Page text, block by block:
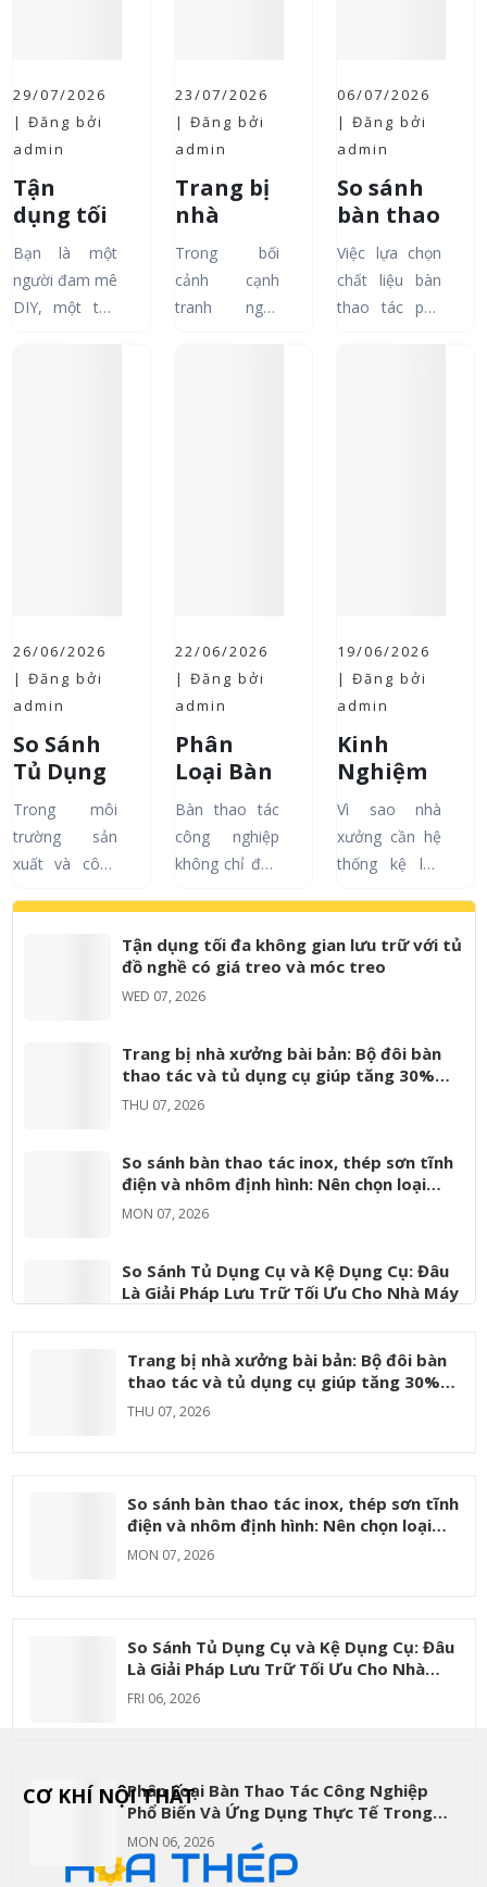
29/07/2026
| Đăng bởi
admin
Tận
dụng tối
đa
không
gian lưu
trữ với
Bạn là một
người đam mê
DIY, một thợ
23/07/2026
| Đăng bởi
admin
Trang bị
nhà
xưởng
bài bản:
Bộ đôi
bàn thao
Trong bối
cảnh cạnh
tranh ngày
06/07/2026
| Đăng bởi
admin
So sánh
bàn thao
tác inox,
thép sơn
tĩnh điện
và nhôm
Việc lựa chọn
chất liệu bàn
thao tác phù
26/06/2026
| Đăng bởi
admin
So Sánh
Tủ Dụng
Cụ và Kệ
Dụng Cụ:
Đâu Là
Giải
Pháp
Trong môi
trường sản
xuất và công
sắp xếp dụng
22/06/2026
| Đăng bởi
admin
Phân
Loại Bàn
Thao Tác
Công
Nghiệp
Phổ Biến
Và Ứng
Dụng
Thực Tế
Trong
Ngành
Bàn thao tác
công nghiệp
không chỉ đơn
mặt phẳng để
làm việc.
Trong môi
trường sản
nó được xem
là một công
cụ...
19/06/2026
| Đăng bởi
admin
Kinh
Nghiệm
Chọn Kệ
Đựng
Dụng Cụ
Phù Hợp
Cho Nhà
Xưởng
Vì sao nhà
xưởng cần hệ
thống kệ lưu
Các loại kệ
công nghiệp
phổ biến và
chọn kệ phù
hợp...
Tận dụng tối đa không gian lưu trữ với tủ
đồ nghề có giá treo và móc treo
WED 07, 2026
Trang bị nhà xưởng bài bản: Bộ đôi bàn
thao tác và tủ dụng cụ giúp tăng 30%
hiệu suất
THU 07, 2026
So sánh bàn thao tác inox, thép sơn tĩnh
điện và nhôm định hình: Nên chọn loại
nào?
MON 07, 2026
So Sánh Tủ Dụng Cụ và Kệ Dụng Cụ: Đâu
Là Giải Pháp Lưu Trữ Tối Ưu Cho Nhà Máy
Phân Loại Bàn Thao Tác Công Nghiệp Phổ
Ngành
Trang bị nhà xưởng bài bản: Bộ đôi bàn
thao tác và tủ dụng cụ giúp tăng 30%
hiệu suất
THU 07, 2026
So sánh bàn thao tác inox, thép sơn tĩnh
điện và nhôm định hình: Nên chọn loại
nào?
MON 07, 2026
So Sánh Tủ Dụng Cụ và Kệ Dụng Cụ: Đâu
Là Giải Pháp Lưu Trữ Tối Ưu Cho Nhà
Máy
FRI 06, 2026
Phân Loại Bàn Thao Tác Công Nghiệp
Phổ Biến Và Ứng Dụng Thực Tế Trong
Từng Ngành
MON 06, 2026
CƠ KHÍ NỘI THẤT